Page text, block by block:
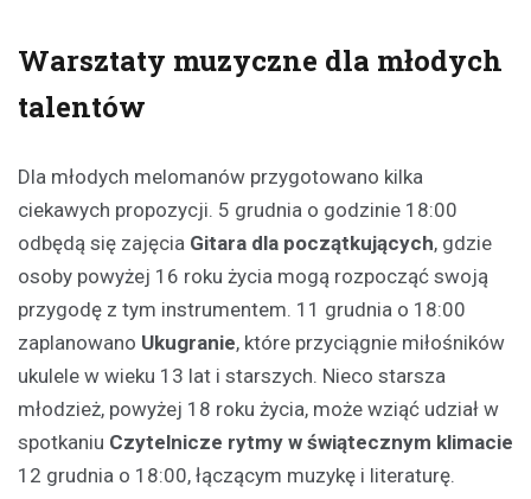
Warsztaty muzyczne dla młodych
talentów
Dla młodych melomanów przygotowano kilka
ciekawych propozycji. 5 grudnia o godzinie 18:00
odbędą się zajęcia Gitara dla początkujących, gdzie
osoby powyżej 16 roku życia mogą rozpocząć swoją
przygodę z tym instrumentem. 11 grudnia o 18:00
zaplanowano Ukugranie, które przyciągnie miłośników
ukulele w wieku 13 lat i starszych. Nieco starsza
młodzież, powyżej 18 roku życia, może wziąć udział w
spotkaniu Czytelnicze rytmy w świątecznym klimacie
12 grudnia o 18:00, łączącym muzykę i literaturę.